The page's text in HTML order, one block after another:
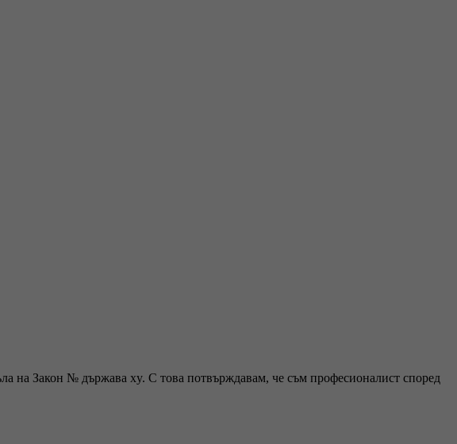
на Закон № държава xy. С това потвърждавам, че съм професионалист според